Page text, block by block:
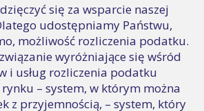
się za wsparcie naszej
udostępniamy Państwu,
możliwość rozliczenia podatku.
wyróżniające się wśród
i usług rozliczenia podatku
– system, w którym można
z przyjemnością, – system, który